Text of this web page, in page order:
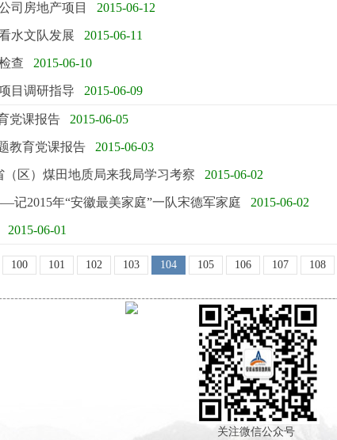
司房地产项目 2015-06-12
水文队发展 2015-06-11
查 2015-06-10
目调研指导 2015-06-09
党课报告 2015-06-05
教育党课报告 2015-06-03
区）煤田地质局来我局学习考察 2015-06-02
2015年“安徽最美家庭”一队宋德军家庭 2015-06-02
2015-06-01
100 101 102 103 104 105 106 107 108
关注微信公众号